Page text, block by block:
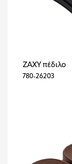
ZAXY πέδιλο
780-26203